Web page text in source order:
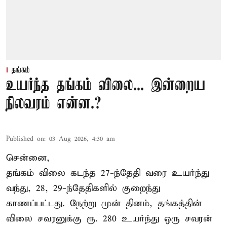
தங்கம்
உயர்ந்த தங்கம் விலை... இன்றைய
நிலவரம் என்ன.?
Published on: 03 Aug 2026, 4:30 am
சென்னை,
தங்கம் விலை கடந்த 27-ந்தேதி வரை உயர்ந்து
வந்து, 28, 29-ந்தேதிகளில் குறைந்து
காணப்பட்டது. நேற்று முன் தினம், தங்கத்தின்
விலை சவரனுக்கு ரூ. 280 உயர்ந்து ஒரு சவரன்